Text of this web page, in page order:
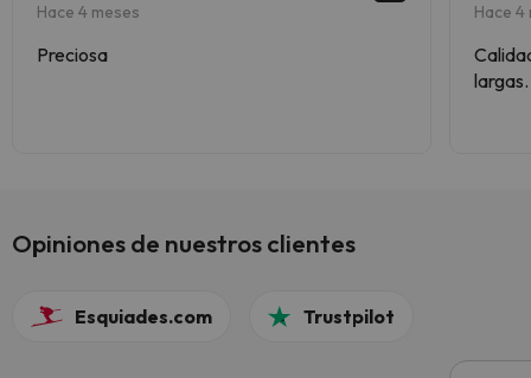
Hace 4 meses
Preciosa
Hace 4
Opiniones de nuestros clientes
Esquiades.com Trustpilot